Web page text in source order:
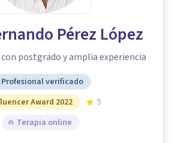
Pérez López
postgrado y amplia experiencia
Profesional verificado
Award 2022
5
Terapia online